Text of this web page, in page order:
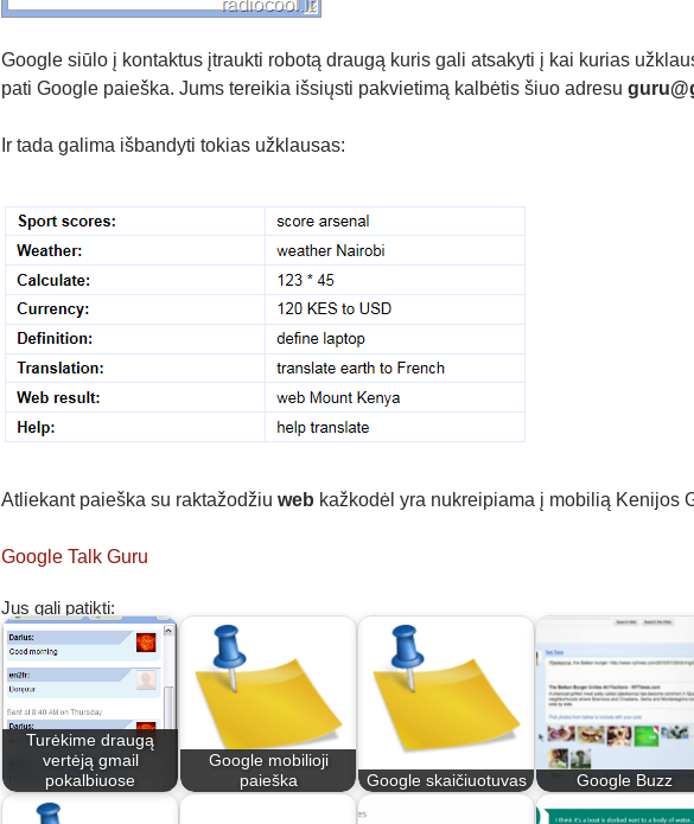
Google siūlo į kontaktus įtraukti robotą draugą kuris gali atsakyti į kai kurias
pati Google paieška. Jums tereikia išsiųsti pakvietimą kalbėtis šiuo adresu
Ir tada galima išbandyti tokias užklausas:
Atliekant paieška su raktažodžiu web kažkodėl yra nukreipiama į mobilią Kenijos
Google Talk Guru
Jus gali patikti:
Turėkime draugą
vertėją gmail
pokalbiuose
Google mobilioji
paieška
Google skaičiuotuvas Google Buzz